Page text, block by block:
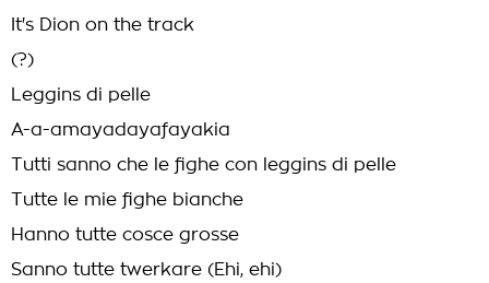
It's Dion on the track
(?)
Leggins di pelle
A-a-amayadayafayakia
Tutti sanno che le fighe con leggins di pelle
Tutte le mie fighe bianche
Hanno tutte cosce grosse
Sanno tutte twerkare (Ehi, ehi)